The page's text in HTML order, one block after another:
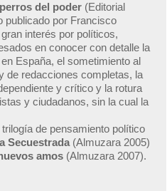
del poder (Editorial
publicado por Francisco
interés por políticos,
en conocer con detalle la
España, el sometimiento al
de redacciones completas, la
y crítico y la rotura
y ciudadanos, sin la cual la
de pensamiento político
Secuestrada (Almuzara 2005)
amos (Almuzara 2007).